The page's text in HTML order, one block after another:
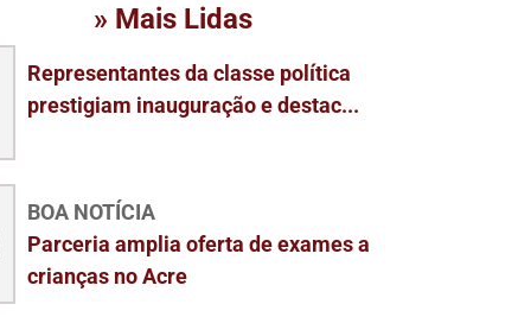
» Mais Lidas
Representantes da classe política
prestigiam inauguração e destac...
BOA NOTÍCIA
Parceria amplia oferta de exames a
crianças no Acre